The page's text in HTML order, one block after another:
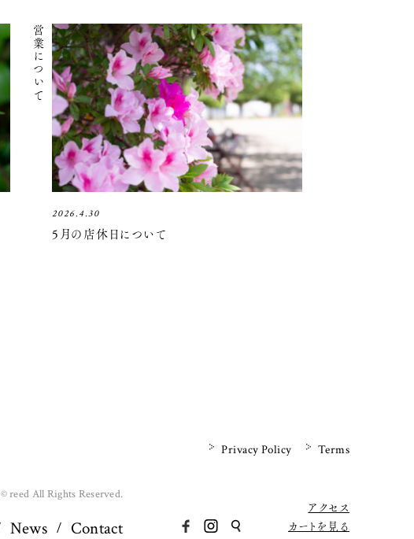
2026.4.30
営業について
5月の店休日について
Terms
Privacy Policy
News Contact
© reed All Rights Reserved.
アクセス
カートを見る